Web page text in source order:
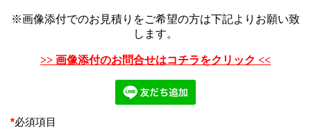
※画像添付でのお見積りをご希望の方は下記よりお願い致
します。
>> 画像添付のお問合せはコチラをクリック <<
*必須項目